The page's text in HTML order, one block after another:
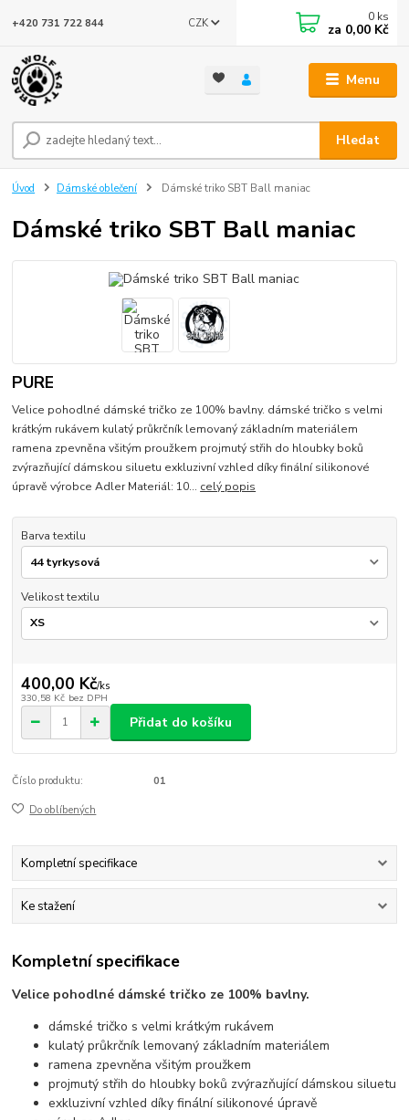
Menu
CZK
Hledat
+420 731 722 844 0 ks
za 0,00 Kč
Úvod Dámské oblečení Dámské triko SBT Ball maniac
Dámské triko SBT Ball maniac
PURE
Velice pohodlné dámské tričko ze 100% bavlny. dámské tričko s velmi
krátkým rukávem kulatý průkrčník lemovaný základním materiálem
ramena zpevněna všitým proužkem projmutý střih do hloubky boků
zvýrazňující dámskou siluetu exkluzivní vzhled díky finální silikonové
úpravě výrobce Adler Materiál: 10... celý popis
Barva textilu
Velikost textilu
400,00 Kč/ks
330,58 Kč bez DPH
Přidat do košíku
Číslo produktu: 01
Do oblíbených
Kompletní specifikace
Ke stažení
Kompletní specifikace
Velice pohodlné dámské tričko ze 100% bavlny.
dámské tričko s velmi krátkým rukávem
kulatý průkrčník lemovaný základním materiálem
ramena zpevněna všitým proužkem
projmutý střih do hloubky boků zvýrazňující dámskou siluetu
exkluzivní vzhled díky finální silikonové úpravě